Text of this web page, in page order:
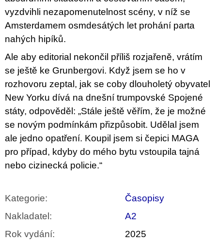
vyzdvihli nezapomenutelnost scény, v níž se
Amsterdamem osmdesátých let prohání parta
nahých hipíků.
Ale aby editorial nekončil příliš rozjařeně, vrátím
se ještě ke Grunbergovi. Když jsem se ho v
rozhovoru zeptal, jak se coby dlouholetý obyvatel
New Yorku dívá na dnešní trumpovské Spojené
státy, odpověděl: „Stále ještě věřím, že je možné
se novým podmínkám přizpůsobit. Udělal jsem
ale jedno opatření. Koupil jsem si čepici MAGA
pro případ, kdyby do mého bytu vstoupila tajná
nebo cizinecká policie.“
Kategorie:
Časopisy
Nakladatel :
A2
Rok vydání:
2025